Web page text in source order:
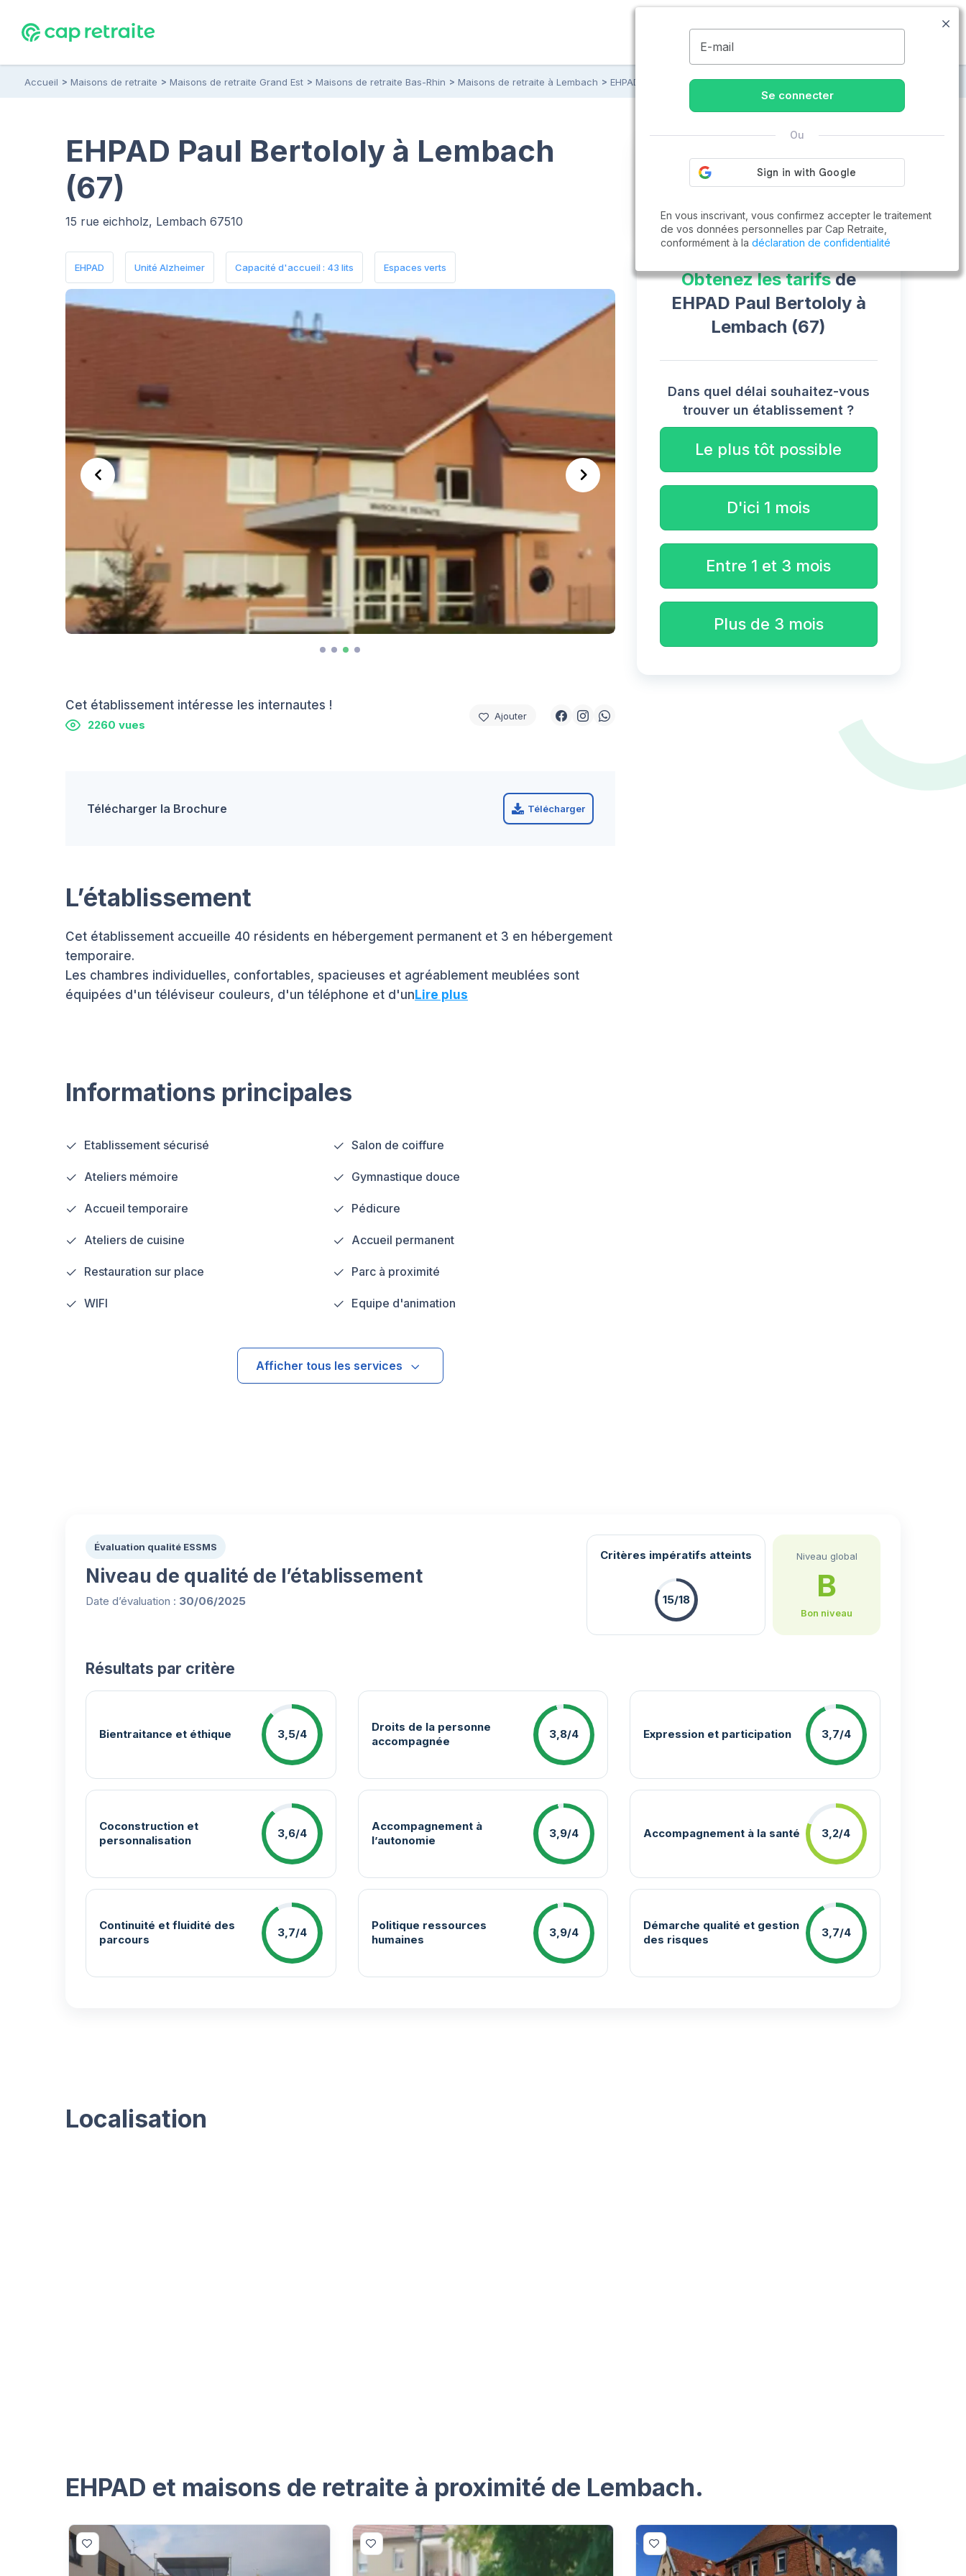
09.74.59.59.57
Accueil Maisons de retraite Maisons de retraite Grand Est Maisons de retraite Bas-Rhin Maisons de retraite à Lembach EHPAD Paul Bertololy
Cet établissement intéresse les internautes !
2260 vues
Ajouter
Télécharger la Brochure Télécharger
EHPAD Paul Bertololy à Lembach
(67)
15 rue eichholz, Lembach 67510
EHPAD Unité Alzheimer Capacité d'accueil : 43 lits Espaces verts
L’établissement
Cet établissement accueille 40 résidents en hébergement permanent et 3 en hébergement
temporaire.
Les chambres individuelles, confortables, spacieuses et agréablement meublées sont
équipées d'un téléviseur couleurs, d'un téléphone et d'unLire plus
Informations principales
Etablissement sécurisé Salon de coiffure
Ateliers mémoire Gymnastique douce
Accueil temporaire Pédicure
Ateliers de cuisine Accueil permanent
Restauration sur place Parc à proximité
WIFI Equipe d'animation
Afficher tous les services
Cap Retraite vous aide à trouver un emploi
Obtenez les tarifsde
EHPAD Paul Bertololy à
Lembach (67)
Dans quel délai souhaitez-vous
trouver un établissement ?
Le plus tôt possible
D'ici 1 mois
Entre 1 et 3 mois
Plus de 3 mois
Évaluation qualité ESSMS
Niveau de qualité de l’établissement
Date d’évaluation : 30/06/2025
Niveau global
B
Bon niveau
Critères impératifs atteints
15/18
Résultats par critère
Bientraitance et éthique 3,5/4
Droits de la personne
accompagnée
3,8/4 Expression et participation 3,7/4
Coconstruction et
personnalisation
3,6/4
Accompagnement à
l’autonomie
3,9/4 Accompagnement à la santé 3,2/4
Continuité et fluidité des
parcours
3,7/4
Politique ressources
humaines
3,9/4
Démarche qualité et gestion
des risques
3,7/4
Localisation
EHPAD et maisons de retraite à proximité de Lembach.
E-mail
Se connecter
Ou
En vous inscrivant, vous confirmez accepter le traitement
de vos données personnelles par Cap Retraite,
conformément à la déclaration de confidentialité